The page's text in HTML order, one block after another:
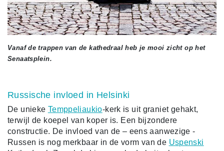
Vanaf de trappen van de kathedraal heb je mooi zicht op het
Senaatsplein.
Russische invloed in Helsinki
De unieke Temppeliaukio-kerk is uit graniet gehakt,
terwijl de koepel van koper is. Een bijzondere
constructie. De invloed van de – eens aanwezige -
Russen is nog merkbaar in de vorm van de Uspenski